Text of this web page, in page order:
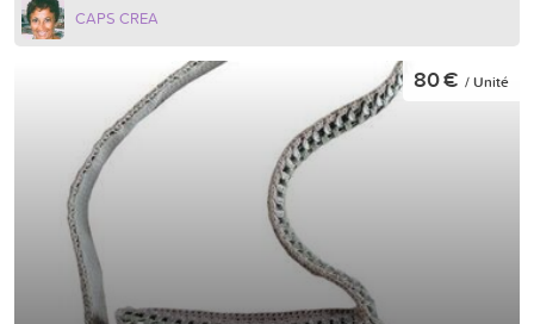
CAPS CREA
80 € / Unité